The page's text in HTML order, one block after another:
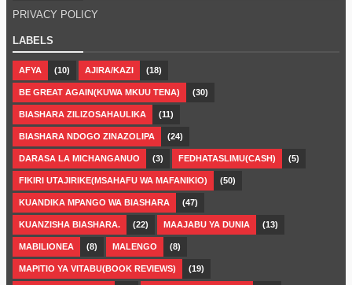
PRIVACY POLICY
LABELS
AFYA (10) AJIRA/KAZI (18)
BE GREAT AGAIN(KUWA MKUU TENA) (30)
BIASHARA ZILIZOSAHAULIKA (11)
BIASHARA NDOGO ZINAZOLIPA (24)
DARASA LA MICHANGANUO (3) FEDHATASLIMU(CASH) (5)
FIKIRI UTAJIRIKE(MSAHAFU WA MAFANIKIO) (50)
KUANDIKA MPANGO WA BIASHARA (47)
KUANZISHA BIASHARA. (22) MAAJABU YA DUNIA (13)
MABILIONEA (8) MALENGO (8)
MAPITIO YA VITABU(BOOK REVIEWS) (19)